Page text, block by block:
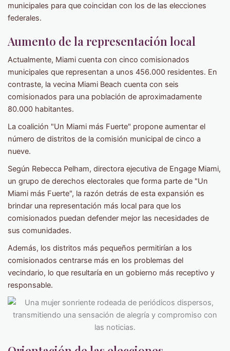
municipales para que coincidan con los de las elecciones
federales.
Aumento de la representación local
Actualmente, Miami cuenta con cinco comisionados
municipales que representan a unos 456.000 residentes. En
contraste, la vecina Miami Beach cuenta con seis
comisionados para una población de aproximadamente
80.000 habitantes.
La coalición "Un Miami más Fuerte" propone aumentar el
número de distritos de la comisión municipal de cinco a
nueve.
Según Rebecca Pelham, directora ejecutiva de Engage Miami,
un grupo de derechos electorales que forma parte de "Un
Miami más Fuerte", la razón detrás de esta expansión es
brindar una representación más local para que los
comisionados puedan defender mejor las necesidades de
sus comunidades.
Además, los distritos más pequeños permitirían a los
comisionados centrarse más en los problemas del
vecindario, lo que resultaría en un gobierno más receptivo y
responsable.